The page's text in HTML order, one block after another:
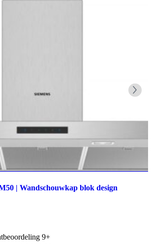
| Wandschouwkap blok design
9+